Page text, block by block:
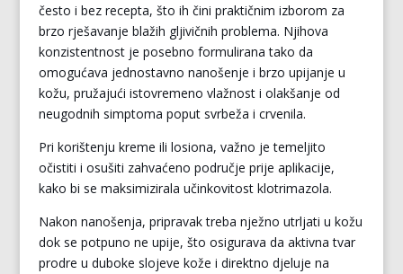
često i bez recepta, što ih čini praktičnim izborom za
brzo rješavanje blažih gljivičnih problema. Njihova
konzistentnost je posebno formulirana tako da
omogućava jednostavno nanošenje i brzo upijanje u
kožu, pružajući istovremeno vlažnost i olakšanje od
neugodnih simptoma poput svrbeža i crvenila.
Pri korištenju kreme ili losiona, važno je temeljito
očistiti i osušiti zahvaćeno područje prije aplikacije,
kako bi se maksimizirala učinkovitost klotrimazola.
Nakon nanošenja, pripravak treba nježno utrljati u kožu
dok se potpuno ne upije, što osigurava da aktivna tvar
prodre u duboke slojeve kože i direktno djeluje na